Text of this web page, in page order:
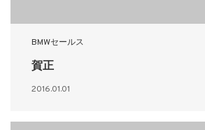
BMWセールス
賀正
2016.01.01